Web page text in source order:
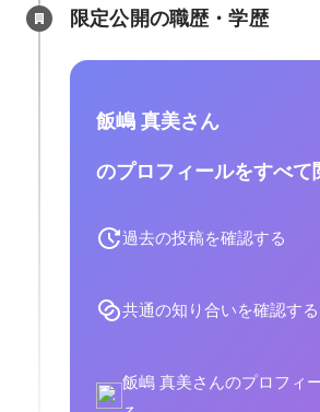
限定公開の職歴・学歴
飯嶋 真美さん
のプロフィールをすべて
過去の投稿を確認する
共通の知り合いを確認する
飯嶋 真美さんのプロフィ